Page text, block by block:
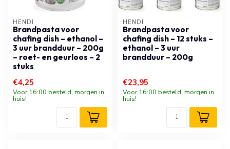
HENDI
Brandpasta voor
chafing dish – ethanol –
3 uur brandduur – 200g
– roet- en geurloos – 2
stuks
€4,25
Voor 16:00 besteld, morgen in
huis!
HENDI
Brandpasta voor
chafing dish – 12 stuks –
ethanol – 3 uur
brandduur – 200g
€23,95
Voor 16:00 besteld, morgen in
huis!